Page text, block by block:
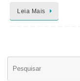
Leia Mais